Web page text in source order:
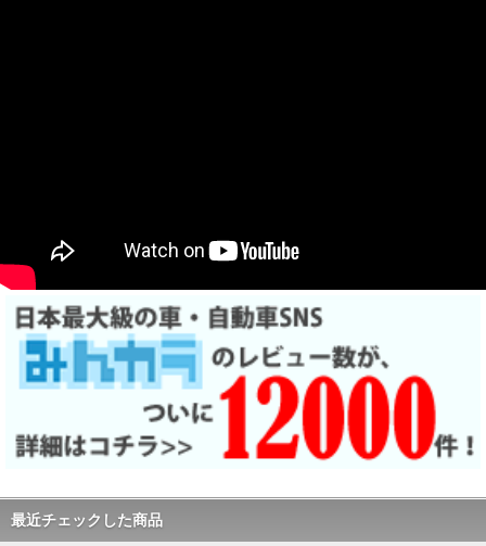
最近チェックした商品